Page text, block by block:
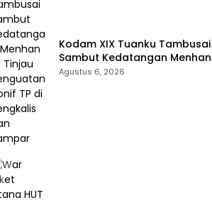
Kodam XIX Tuanku Tambusai
Sambut Kedatangan Menhan
RI, Tinjau Penguatan Yonif TP di
Agustus 6, 2026